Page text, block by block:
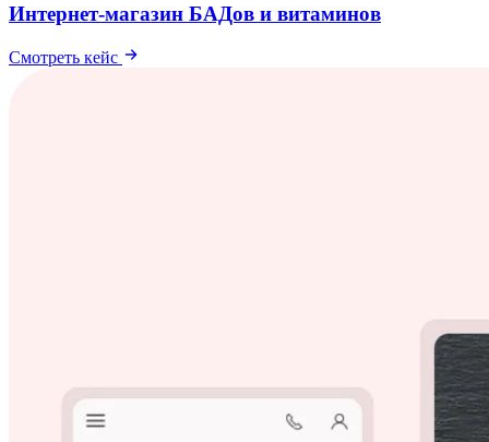
Интернет-магазин БАДов и витаминов
Смотреть кейс